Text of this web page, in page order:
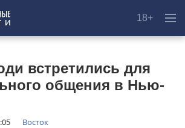
18+
встретились для
общения в Нью-
Восток